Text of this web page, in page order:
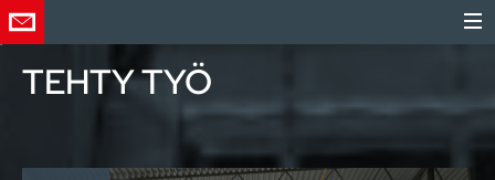
TEHTY TYÖ